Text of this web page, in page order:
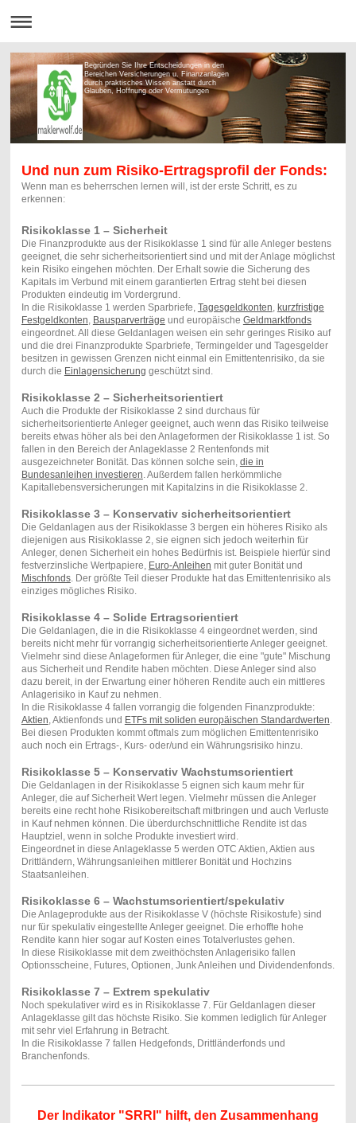
Begründen Sie Ihre Entscheidungen in den
Bereichen Versicherungen u. Finanzanlagen
durch praktisches Wissen anstatt durch
Glauben, Hoffnung oder Vermutungen
Und nun zum Risiko-Ertragsprofil der Fonds:
Wenn man es beherrschen lernen will, ist der erste Schritt, es zu
erkennen:
Risikoklasse 1 – Sicherheit
Die Finanzprodukte aus der Risikoklasse 1 sind für alle Anleger bestens
geeignet, die sehr sicherheitsorientiert sind und mit der Anlage möglichst
kein Risiko eingehen möchten. Der Erhalt sowie die Sicherung des
Kapitals im Verbund mit einem garantierten Ertrag steht bei diesen
Produkten eindeutig im Vordergrund.
In die Risikoklasse 1 werden Sparbriefe, Tagesgeldkonten kurzfristige
Festgeldkonten Bausparverträge und europäische Geldmarktfonds
eingeordnet. All diese Geldanlagen weisen ein sehr geringes Risiko auf
und die drei Finanzprodukte Sparbriefe, Termingelder und Tagesgelder
besitzen in gewissen Grenzen nicht einmal ein Emittentenrisiko, da sie
durch die Einlagensicherung geschützt sind.
Risikoklasse 2 – Sicherheitsorientiert
Auch die Produkte der Risikoklasse 2 sind durchaus für
sicherheitsorientierte Anleger geeignet, auch wenn das Risiko teilweise
bereits etwas höher als bei den Anlageformen der Risikoklasse 1 ist. So
fallen in den Bereich der Anlageklasse 2 Rentenfonds mit
ausgezeichneter Bonität. Das können solche sein, die in
Bundesanleihen investieren . Außerdem fallen herkömmliche
Kapitallebensversicherungen mit Kapitalzins in die Risikoklasse 2.
Risikoklasse 3 – Konservativ sicherheitsorientiert
Die Geldanlagen aus der Risikoklasse 3 bergen ein höheres Risiko als
diejenigen aus Risikoklasse 2, sie eignen sich jedoch weiterhin für
Anleger, denen Sicherheit ein hohes Bedürfnis ist. Beispiele hierfür sind
festverzinsliche Wertpapiere, Euro-Anleihen mit guter Bonität und
Mischfonds. Der größte Teil dieser Produkte hat das Emittentenrisiko als
einziges mögliches Risiko.
Risikoklasse 4 – Solide Ertragsorientiert
Die Geldanlagen, die in die Risikoklasse 4 eingeordnet werden, sind
bereits nicht mehr für vorrangig sicherheitsorientierte Anleger geeignet.
Vielmehr sind diese Anlageformen für Anleger, die eine "gute" Mischung
aus Sicherheit und Rendite haben möchten. Diese Anleger sind also
dazu bereit, in der Erwartung einer höheren Rendite auch ein mittleres
Anlagerisiko in Kauf zu nehmen.
In die Risikoklasse 4 fallen vorrangig die folgenden Finanzprodukte:
Aktien , Aktienfonds und ETFs mit soliden europäischen Standardwerten
Bei diesen Produkten kommt oftmals zum möglichen Emittentenrisiko
auch noch ein Ertrags-, Kurs- oder/und ein Währungsrisiko hinzu.
Risikoklasse 5 – Konservativ Wachstumsorientiert
Die Geldanlagen in der Risikoklasse 5 eignen sich kaum mehr für
Anleger, die auf Sicherheit Wert legen. Vielmehr müssen die Anleger
bereits eine recht hohe Risikobereitschaft mitbringen und auch Verluste
in Kauf nehmen können. Die überdurchschnittliche Rendite ist das
Hauptziel, wenn in solche Produkte investiert wird.
Eingeordnet in diese Anlageklasse 5 werden OTC Aktien, Aktien aus
Drittländern, Währungsanleihen mittlerer Bonität und Hochzins
Staatsanleihen.
Risikoklasse 6 – Wachstumsorientiert/spekulativ
Die Anlageprodukte aus der Risikoklasse V (höchste Risikostufe) sind
nur für spekulativ eingestellte Anleger geeignet. Die erhoffte hohe
Rendite kann hier sogar auf Kosten eines Totalverlustes gehen.
In diese Risikoklasse mit dem zweithöchsten Anlagerisiko fallen
Optionsscheine, Futures, Optionen, Junk Anleihen und Dividendenfonds.
Risikoklasse 7 – Extrem spekulativ
Noch spekulativer wird es in Risikoklasse 7. Für Geldanlagen dieser
Anlageklasse gilt das höchste Risiko. Sie kommen lediglich für Anleger
mit sehr viel Erfahrung in Betracht.
In die Risikoklasse 7 fallen Hedgefonds, Drittländerfonds und
Branchenfonds.
Der Indikator "SRRI" hilft, den Zusammenhang